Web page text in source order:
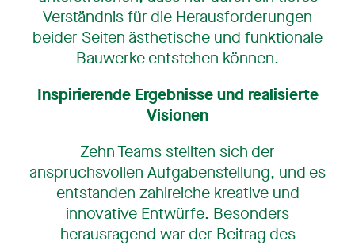
Verständnis für die Herausforderungen
beider Seiten ästhetische und funktionale
Bauwerke entstehen können.
Inspirierende Ergebnisse und realisierte
Visionen
Zehn Teams stellten sich der
anspruchsvollen Aufgabenstellung, und es
entstanden zahlreiche kreative und
innovative Entwürfe. Besonders
herausragend war der Beitrag des